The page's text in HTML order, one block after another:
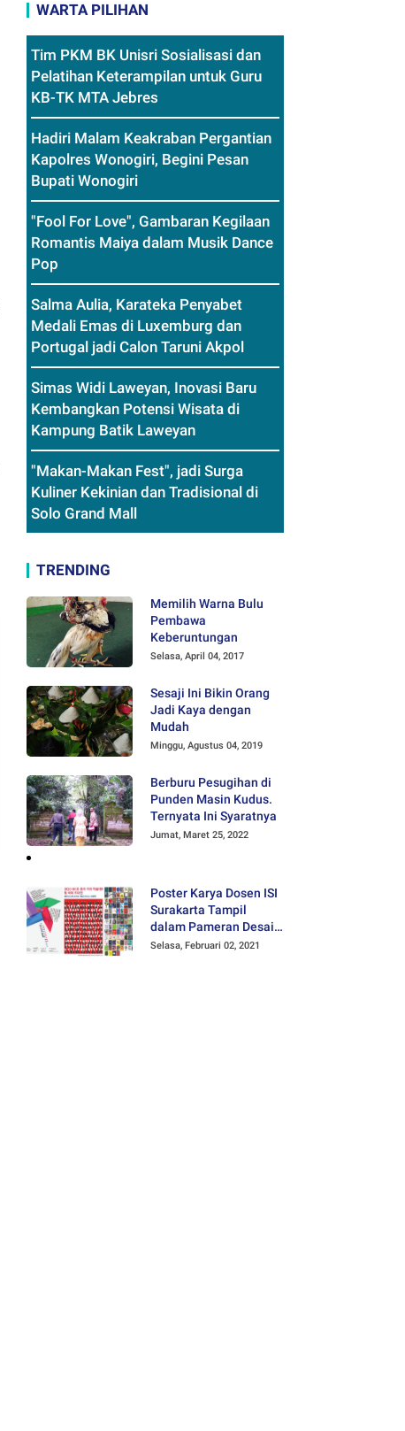
WARTA PILIHAN
Tim PKM BK Unisri Sosialisasi dan
Pelatihan Keterampilan untuk Guru
KB-TK MTA Jebres
Hadiri Malam Keakraban Pergantian
Kapolres Wonogiri, Begini Pesan
Bupati Wonogiri
"Fool For Love", Gambaran Kegilaan
Romantis Maiya dalam Musik Dance
Pop
Salma Aulia, Karateka Penyabet
Medali Emas di Luxemburg dan
Portugal jadi Calon Taruni Akpol
Simas Widi Laweyan, Inovasi Baru
Kembangkan Potensi Wisata di
Kampung Batik Laweyan
"Makan-Makan Fest", jadi Surga
Kuliner Kekinian dan Tradisional di
Solo Grand Mall
TRENDING
Memilih Warna Bulu
Pembawa
Keberuntungan
Selasa, April 04, 2017
Sesaji Ini Bikin Orang
Jadi Kaya dengan
Mudah
Minggu, Agustus 04, 2019
Berburu Pesugihan di
Punden Masin Kudus.
Ternyata Ini Syaratnya
Jumat, Maret 25, 2022
Poster Karya Dosen ISI
Surakarta Tampil
dalam Pameran Desain
Poster Internasional
Selasa, Februari 02, 2021